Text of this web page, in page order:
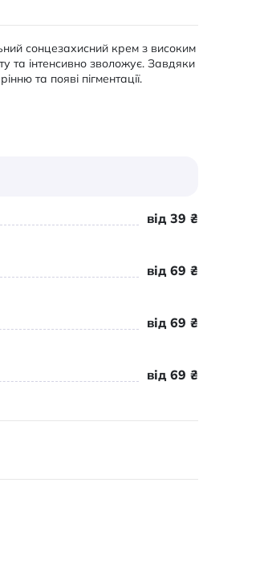
сонцезахисний крем з високим
та інтенсивно зволожує. Завдяки
та появі пігментації.
від 39 ₴
від 69 ₴
від 69 ₴
від 69 ₴